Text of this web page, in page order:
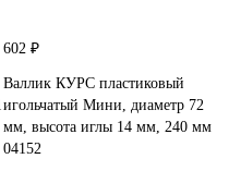
602 ₽
Валлик КУРС пластиковый
игольчатый Мини, диаметр 72
мм, высота иглы 14 мм, 240 мм
04152